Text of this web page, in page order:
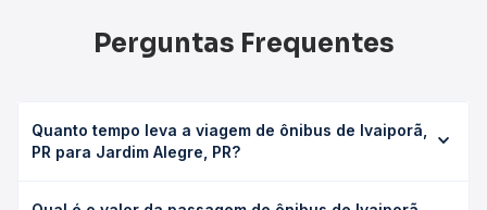
Perguntas Frequentes
Quanto tempo leva a viagem de ônibus de Ivaiporã,
PR para Jardim Alegre, PR?